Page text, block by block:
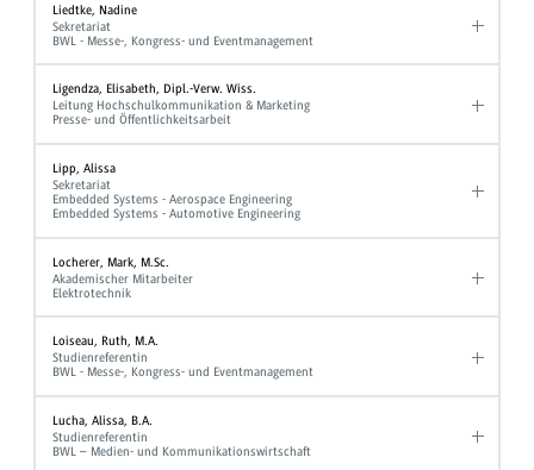
Liedtke, Nadine
Sekretariat
BWL - Messe-, Kongress- und Eventmanagement
Ligendza, Elisabeth, Dipl.-Verw. Wiss.
Leitung Hochschulkommunikation & Marketing
Presse- und Öffentlichkeitsarbeit
Lipp, Alissa
Sekretariat
Embedded Systems - Aerospace Engineering
Embedded Systems - Automotive Engineering
Locherer, Mark, M.Sc.
Akademischer Mitarbeiter
Elektrotechnik
Loiseau, Ruth, M.A.
Studienreferentin
BWL - Messe-, Kongress- und Eventmanagement
Lucha, Alissa, B.A.
Studienreferentin
BWL – Medien- und Kommunikationswirtschaft